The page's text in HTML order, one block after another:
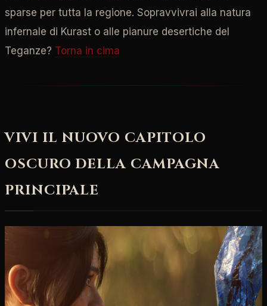
sparse per tutta la regione. Sopravvivrai alla natura
infernale di Kurast o alle pianure desertiche del
Teganze? Torna in cima
VIVI IL NUOVO CAPITOLO
OSCURO DELLA CAMPAGNA
PRINCIPALE